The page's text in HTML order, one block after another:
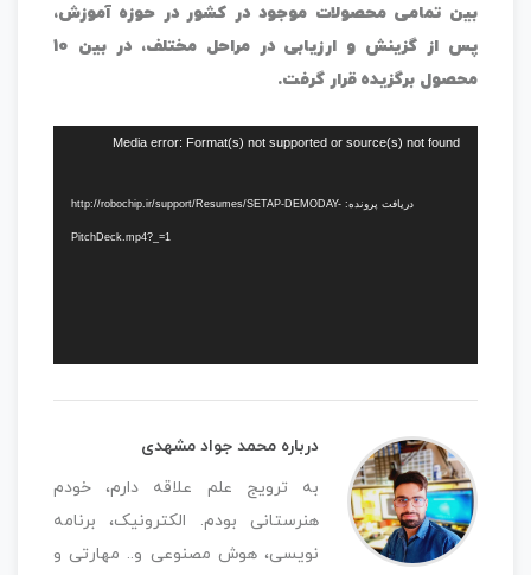
بین تمامی محصولات موجود در کشور در حوزه آموزش،
پس از گزینش و ارزیابی در مراحل مختلف، در بین 10
محصول برگزیده قرار گرفت.
نمایشگر
Media error: Format(s) not supported or source(s) not found
دریافت پرونده: http://robochip.ir/support/Resumes/SETAP-DEMODAY-
PitchDeck.mp4?_=1
درباره محمد جواد مشهدی
به ترویج علم علاقه دارم، خودم
هنرستانی بودم. الکترونیک، برنامه
نویسی، هوش مصنوعی و..‌ مهارتی و